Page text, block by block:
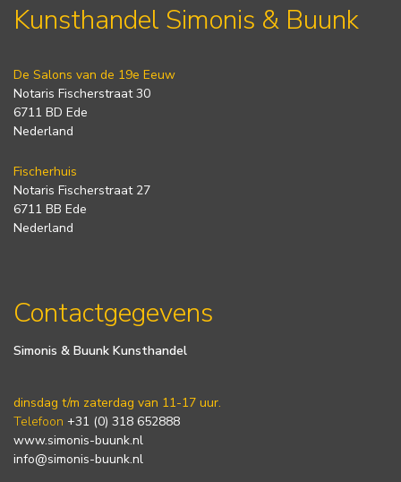
Kunsthandel Simonis & Buunk
De Salons van de 19e Eeuw
Notaris Fischerstraat 30
6711 BD Ede
Nederland
Fischerhuis
Notaris Fischerstraat 27
6711 BB Ede
Nederland
Contactgegevens
Simonis & Buunk Kunsthandel
dinsdag t/m zaterdag van 11-17 uur.
Telefoon +31 (0) 318 652888
www.simonis-buunk.nl
info@simonis-buunk.nl